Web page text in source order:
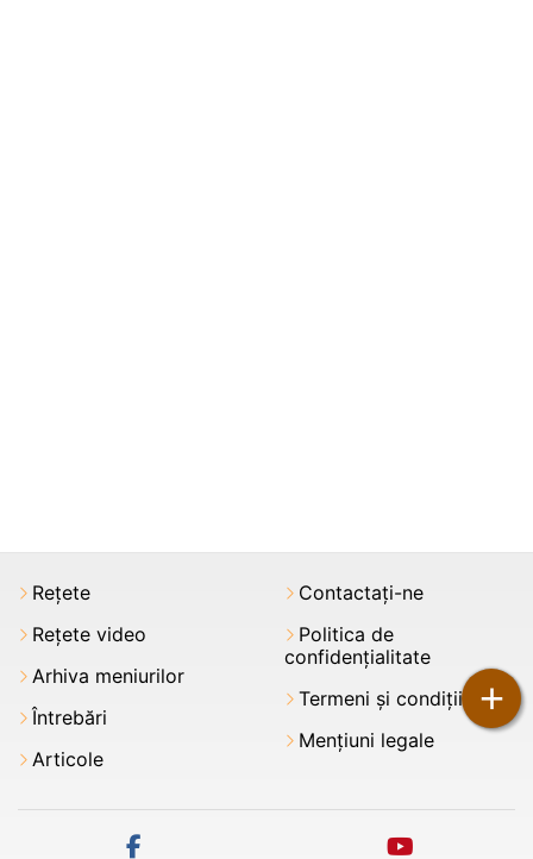
+
Rețete
Rețete video
Arhiva meniurilor
Întrebări
Articole
Contactați-ne
Politica de
confidențialitate
Termeni şi condiții
Mențiuni legale
facebook youtube